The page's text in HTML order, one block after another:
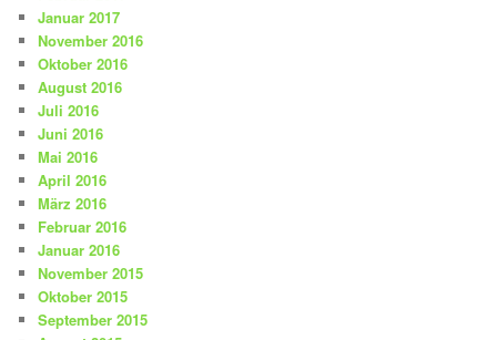
Januar 2017
November 2016
Oktober 2016
August 2016
Juli 2016
Juni 2016
Mai 2016
April 2016
März 2016
Februar 2016
Januar 2016
November 2015
Oktober 2015
September 2015